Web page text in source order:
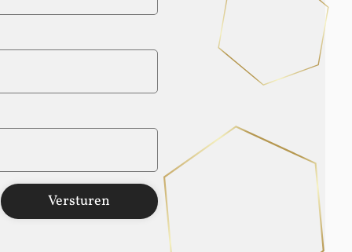
Versturen